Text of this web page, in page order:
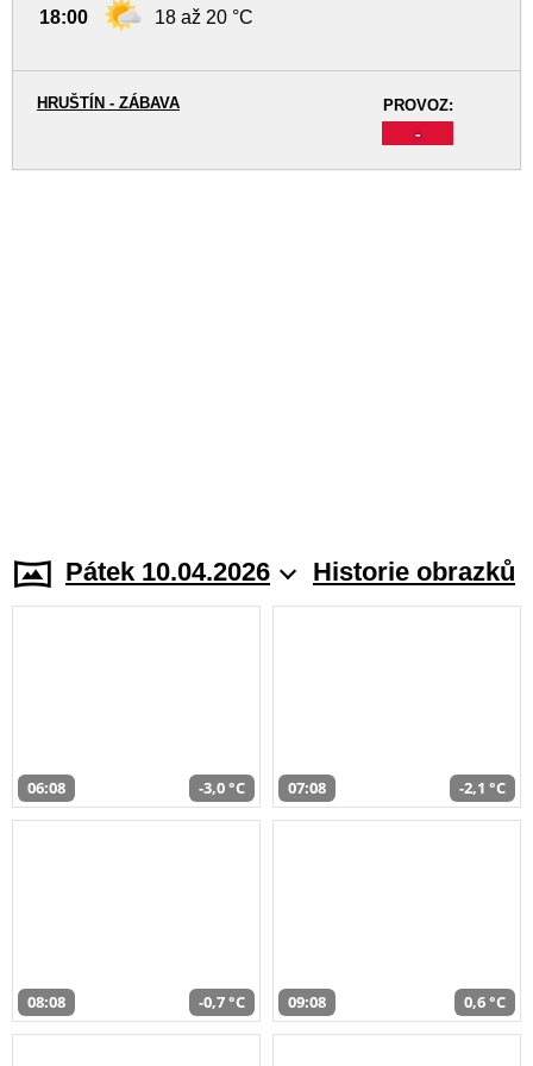
18:00 18 až 20 °C
PROVOZ:
-
HRUŠTÍN - ZÁBAVA
Pátek 10.04.2026 Historie obrazků
06:08 -3,0 °C 07:08 -2,1 °C
08:08 -0,7 °C 09:08 0,6 °C